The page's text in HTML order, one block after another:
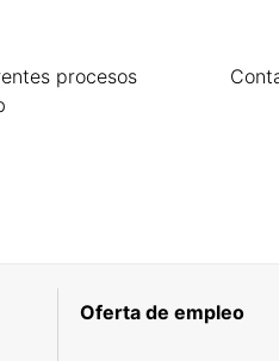
procesos
Oferta de empleo